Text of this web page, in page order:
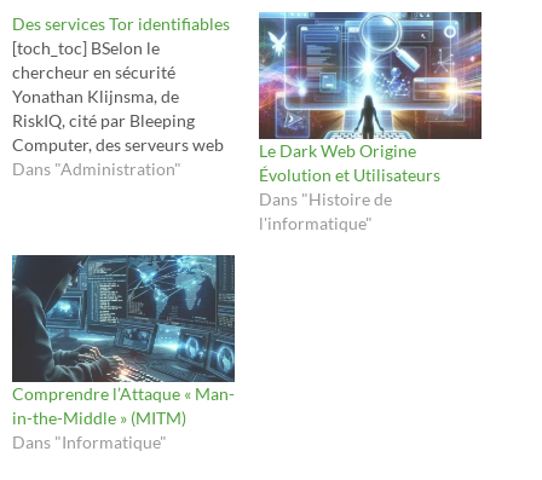
Des services Tor identifiables
[toch_toc] BSelon le
chercheur en sécurité
Yonathan Klijnsma, de
RiskIQ, cité par Bleeping
Computer, des serveurs web
(Apache ou Nginx) mal
localhost (127.0.0.1). Les
serveurs mal configurés : une
menace pour la sécurité en
ligne Dans le cas d'un…
Dans "Administration"
Le Dark Web Origine
Évolution et Utilisateurs
Dans "Histoire de
l'informatique"
Comprendre l’Attaque « Man-
in-the-Middle » (MITM)
Dans "Informatique"